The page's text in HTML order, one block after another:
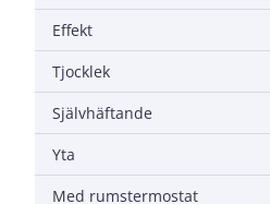
Effekt
Tjocklek
Självhäftande
Yta
Med rumstermostat